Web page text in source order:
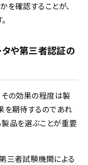
を確認することが、
や第三者認証の
その効果の程度は製
を期待するのであれ
品を選ぶことが重要
三者試験機関による